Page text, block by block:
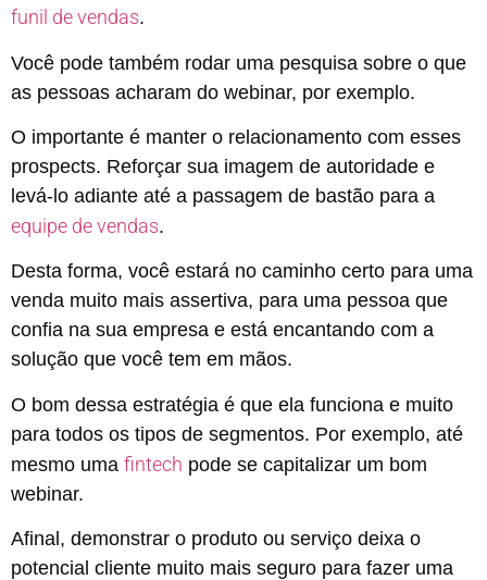
funil de vendas.
Você pode também rodar uma pesquisa sobre o que
as pessoas acharam do webinar, por exemplo.
O importante é manter o relacionamento com esses
prospects. Reforçar sua imagem de autoridade e
levá-lo adiante até a passagem de bastão para a
equipe de vendas.
Desta forma, você estará no caminho certo para uma
venda muito mais assertiva, para uma pessoa que
confia na sua empresa e está encantando com a
solução que você tem em mãos.
O bom dessa estratégia é que ela funciona e muito
para todos os tipos de segmentos. Por exemplo, até
mesmo uma fintech pode se capitalizar um bom
webinar.
Afinal, demonstrar o produto ou serviço deixa o
potencial cliente muito mais seguro para fazer uma